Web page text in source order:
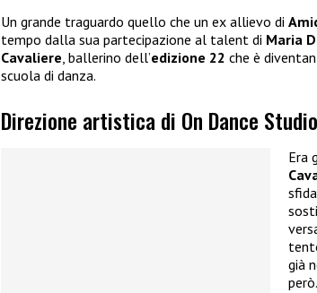
Un grande traguardo quello che un ex allievo di
tempo dalla sua partecipazione al talent di Maria
Cavaliere, ballerino dell’edizione 22 che è
scuola di danza.
Direzione artistica di On Dance
Era
già
però.